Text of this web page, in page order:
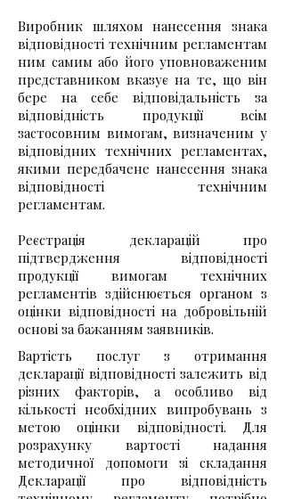
​Виробник шляхом нанесення знака
відповідності технічним регламентам
ним самим або його уповноваженим
представником вказує на те, що він
бере на себе відповідальність за
відповідність продукції всім
застосовним вимогам, визначеним у
відповідних технічних регламентах,
якими передбачене нанесення знака
відповідності технічним
регламентам.
Реєстрація декларацій про
підтвердження відповідності
продукції вимогам технічних
регламентів здійснюється органом з
оцінки відповідності на добровільній
основі за бажанням заявників.
Вартість послуг з отримання
декларації відповідності залежить від
різних факторів, а особливо від
кількості необхідних випробувань з
метою оцінки відповідності. Для
розрахунку вартості надання
методичної допомоги зі складання
Декларації про відповідність